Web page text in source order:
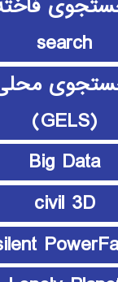
search
(GELS)
Big Data
civil 3D